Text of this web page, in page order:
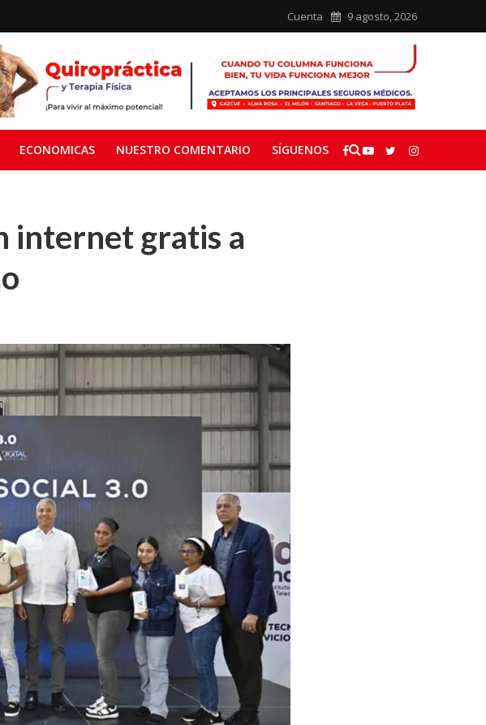
Cuenta 9 agosto, 2026
ECONOMICAS NUESTRO COMENTARIO SÍGUENOS
internet gratis a